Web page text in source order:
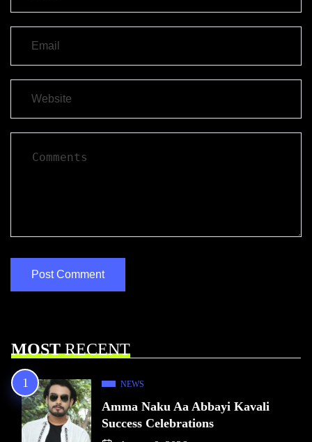
MOSTRECENT
NEWS
Amma Naku Aa Abbayi Kavali
Success Celebrations